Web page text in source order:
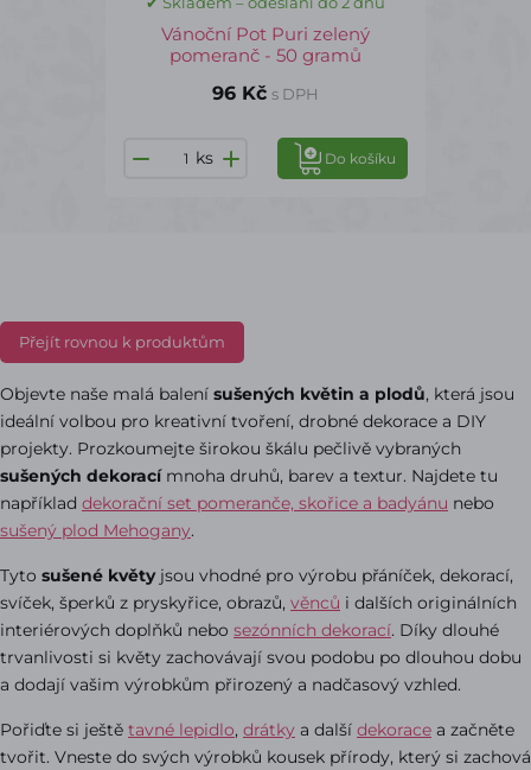
Vánoční Pot Puri zelený
pomeranč - 50 gramů
96 Kč s DPH
ks Do košíku
Přejít rovnou k produktům
Objevte naše malá balení sušených květin a plodů, která jsou
ideální volbou pro kreativní tvoření, drobné dekorace a DIY
projekty. Prozkoumejte širokou škálu pečlivě vybraných
sušených dekoracímnoha druhů, barev a textur. Najdete tu
například dekorační set pomeranče, skořice a badyánu nebo
sušený plod Mehogany.
Tyto sušené květyjsou vhodné pro výrobu přáníček, dekorací,
svíček, šperků z pryskyřice, obrazů, věnců i dalších originálních
interiérových doplňků nebo sezónních dekorací. Díky dlouhé
trvanlivosti si květy zachovávají svou podobu po dlouhou dobu
a dodají vašim výrobkům přirozený a nadčasový vzhled.
Pořiďte si ještě tavné lepidlo, drátky a další dekorace a začněte
tvořit. Vneste do svých výrobků kousek přírody, který si zachová